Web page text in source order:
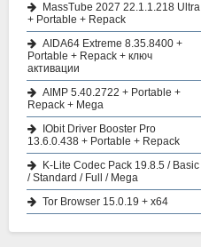
MassTube 2027 22.1.1.218 Ultra
+ Portable + Repack
AIDA64 Extreme 8.35.8400 +
Portable + Repack + ключ
активации
AIMP 5.40.2722 + Portable +
Repack + Mega
IObit Driver Booster Pro
13.6.0.438 + Portable + Repack
K-Lite Codec Pack 19.8.5 / Basic
/ Standard / Full / Mega
Tor Browser 15.0.19 + x64